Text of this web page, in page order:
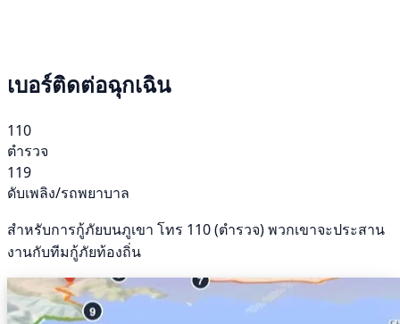
เบอร์ติดต่อฉุกเฉิน
110
ตำรวจ
119
ดับเพลิง/รถพยาบาล
สำหรับการกู้ภัยบนภูเขา โทร 110 (ตำรวจ) พวกเขาจะประสาน
งานกับทีมกู้ภัยท้องถิ่น